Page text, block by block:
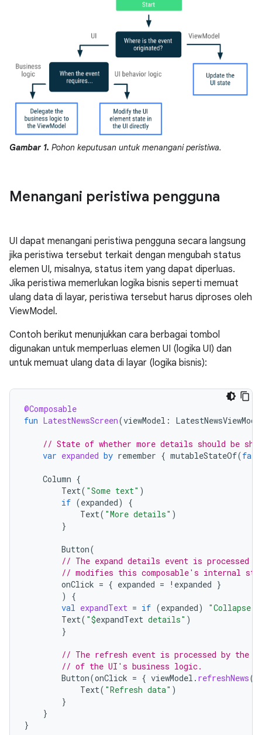
Gambar 1. Pohon keputusan untuk menangani peristiwa.
Menangani peristiwa pengguna
UI dapat menangani peristiwa pengguna secara langsung
jika peristiwa tersebut terkait dengan mengubah status
elemen UI, misalnya, status item yang dapat diperluas.
Jika peristiwa memerlukan logika bisnis seperti memuat
ulang data di layar, peristiwa tersebut harus diproses oleh
ViewModel.
Contoh berikut menunjukkan cara berbagai tombol
digunakan untuk memperluas elemen UI (logika UI) dan
untuk memuat ulang data di layar (logika bisnis):
@Composable
fun LatestNewsScreen(viewModel :
// State of whether more details should be
var expanded by remember { mutableStateOf(
Column {
Text( "Some text" )
if (expanded)
{
Text( "More details" )
}
Button(
// The expand details event is processed
// modifies this composable's internal
onClick = { expanded = ! expanded }
)
{
val expandText = if (expanded) "Collapse"
Text( "$expandText details" )
}
// The refresh event is processed by the
// of the UI's business logic.
Button(onClick = { viewModel . refreshNews()
Text( "Refresh data" )
}
}
}